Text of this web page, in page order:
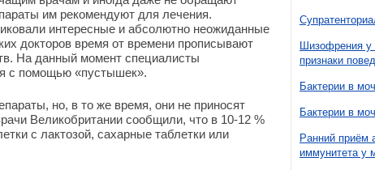
Шизофрения у
признаки
Бактерии в
Бактерии в
Ранний приём
иммунитета у
им рекомендуют для лечения.
интересные и абсолютно неожиданные
докторов время от времени прописывают
На данный момент специалисты
с помощью «пустышек».
но, в то же время, они не приносят
Великобритании сообщили, что в 10-12 %
с лактозой, сахарные таблетки или